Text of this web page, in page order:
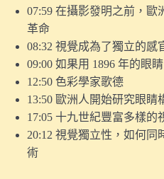
〖番外〗如果以「新生兒」為
展⋯⋯
〖這集來聊天〗當爸三天，是怎
〖番外〗如何回答「我是同性戀
我的三本酷兒名著
我要請陪產假，本週重播第一
的視覺文化大革命
07:59 在攝影發明之前，
革命
08:32 視覺成為了獨立的感
09:00 如果用 1896 年的
12:50 色彩學家歌德
13:50 歐洲人開始研究眼睛
17:05 十九世紀豐富多樣的
20:12 視覺獨立性，如何
術